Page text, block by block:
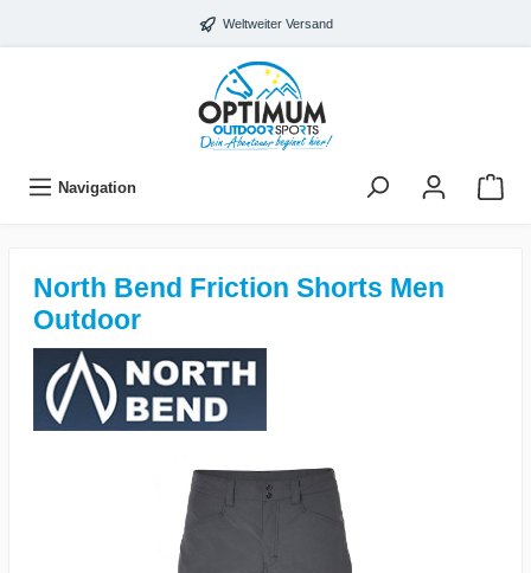
Weltweiter Versand
Navigation
North Bend Friction Shorts Men
Outdoor